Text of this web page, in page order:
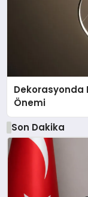
Dekorasyonda
Önemi
Son Dakika